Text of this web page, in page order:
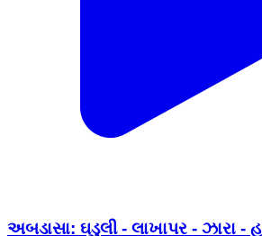
અબડાસા: ઘડુલી - લાખાપર - ઝારા -
થી પસાર થતી મીઠાની ગાડીઓ મુદ્દે